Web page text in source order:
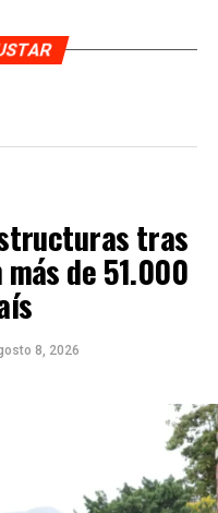
tras
de 51.000
8, 2026